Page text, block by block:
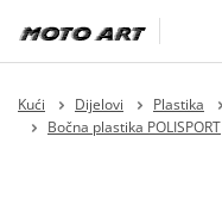
Kući Dijelovi Plastika
Bočna plastika POLISPORT